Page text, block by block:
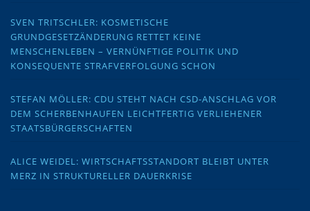
SVEN TRITSCHLER: KOSMETISCHE
GRUNDGESETZÄNDERUNG RETTET KEINE
MENSCHENLEBEN – VERNÜNFTIGE POLITIK UND
KONSEQUENTE STRAFVERFOLGUNG SCHON
STEFAN MÖLLER: CDU STEHT NACH CSD-ANSCHLAG VOR
DEM SCHERBENHAUFEN LEICHTFERTIG VERLIEHENER
STAATSBÜRGERSCHAFTEN
ALICE WEIDEL: WIRTSCHAFTSSTANDORT BLEIBT UNTER
MERZ IN STRUKTURELLER DAUERKRISE